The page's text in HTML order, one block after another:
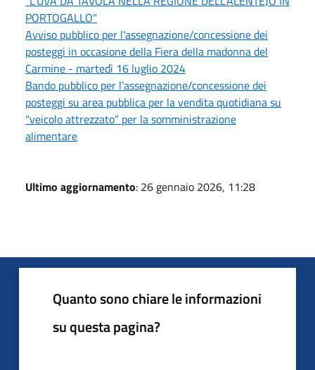
PORTOGALLO"
Avviso pubblico per l'assegnazione/concessione dei
posteggi in occasione della Fiera della madonna del
Carmine - martedì 16 luglio 2024
Bando pubblico per l’assegnazione/concessione dei
posteggi su area pubblica per la vendita quotidiana su
“veicolo attrezzato” per la somministrazione
alimentare
Ultimo aggiornamento: 26 gennaio 2026, 11:28
Quanto sono chiare le informazioni
su questa pagina?